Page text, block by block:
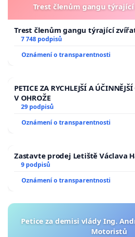
Trest členům gangu týrající
Trest členům gangu týrající
7 748 podpisů
Oznámení o transparentnosti
PETICE ZA RYCHLEJŠÍ A
V OHROŽE
29 podpisů
Oznámení o transparentnosti
Zastavte prodej Letiště Václava
9 podpisů
Oznámení o transparentnosti
Petice za demisi vlády Ing.
Motoristů